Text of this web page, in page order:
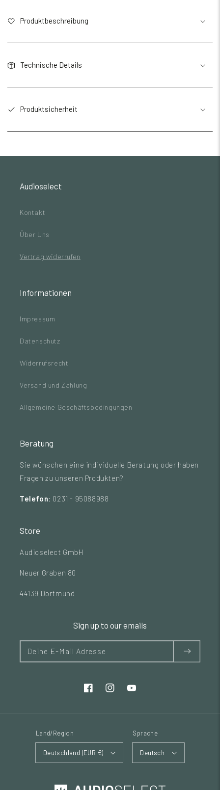
Produktbeschreibung
Technische Details
Produktsicherheit
Audioselect
Kontakt
Über Uns
Vertrag widerrufen
Informationen
Impressum
Datenschutz
Widerrufsrecht
Versand und Zahlung
Allgemeine Geschäftsbedingungen
Beratung
Sie wünschen eine individuelle Beratung oder haben
Fragen zu unseren Produkten?
Telefon: 0231 - 95088988
Store
Audioselect GmbH
Neuer Graben 80
44139 Dortmund
Sign up to our emails
Deine E-Mail Adresse
Land/Region
Deutschland (EUR €)
Sprache
Deutsch